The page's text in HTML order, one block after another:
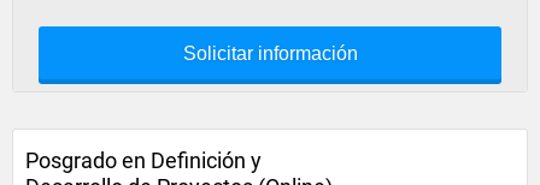
Solicitar información
Posgrado en Definición y